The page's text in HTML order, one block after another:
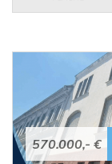
570.000,- €